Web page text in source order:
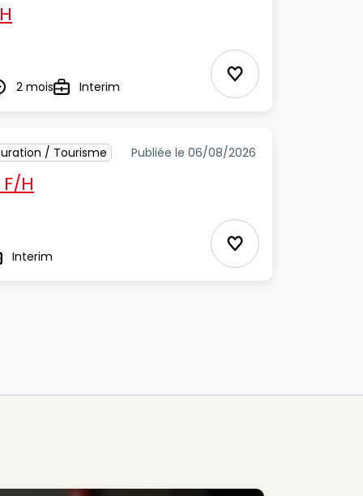
2 moisTypeInterim Ajouter aux
/ Tourisme Publiée le 06/08/2026
H
Interim Ajouter aux